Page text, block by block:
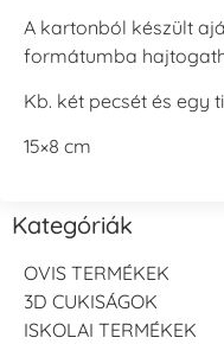
A kartonból készült
formátumba
Kb. két pecsét és
15×8 cm
Kategóriák
OVIS TERMÉKEK
3D CUKISÁGOK
ISKOLAI TERMÉKEK